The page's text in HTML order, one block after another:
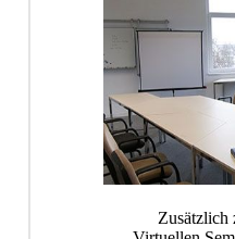
Zusätzlich